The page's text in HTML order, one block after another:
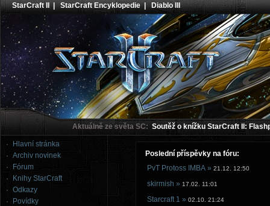
StarCraft II |StarCraft Encyklopedie|Diablo III
Aktuálně ze světa SC: Soutěž o knížku StarCraft II:
Hlavní stránka
Archiv novinek
Fórum
Knihy StarCraft
Odkazy
Povídky
Poslední příspěvky na fóru:
PvT Protoss IMBA » 21.12. 12:50
skirmish » 17.02. 11:01
Starcraft 1 » 02.10. 21:24